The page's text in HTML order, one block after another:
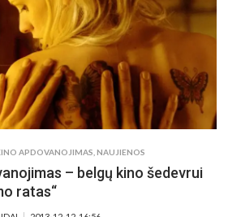
–
LUX
KINO
DIENOS
APDOVANOJIMAS NAUJIENOS
– belgų kino šedevrui
ratas“